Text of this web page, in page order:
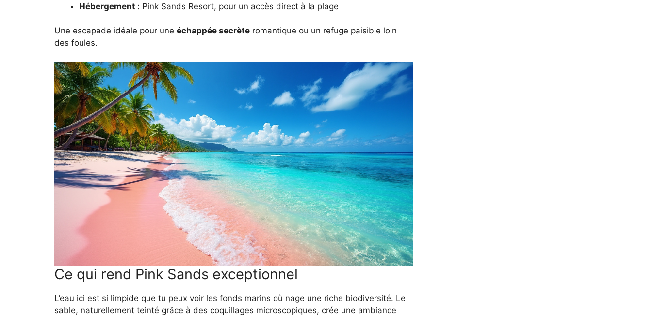
Hébergement : Pink Sands Resort, pour un accès direct à la plage
Une escapade idéale pour une échappée secrète romantique ou un refuge paisible loin
des foules.
Ce qui rend Pink Sands exceptionnel
L’eau ici est si limpide que tu peux voir les fonds marins où nage une riche biodiversité. Le
sable, naturellement teinté grâce à des coquillages microscopiques, crée une ambiance